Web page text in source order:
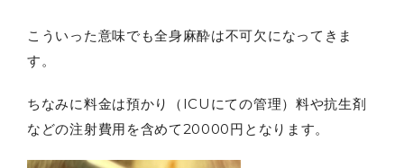
こういった意味でも全身麻酔は不可欠になってきま
す。
ちなみに料金は預かり（ICUにての管理）料や抗生剤
などの注射費用を含めて20000円となります。